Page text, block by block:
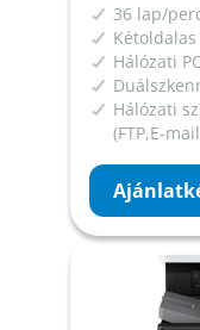
36 lap/
Hálózati
Hálózati
(FTP,E-